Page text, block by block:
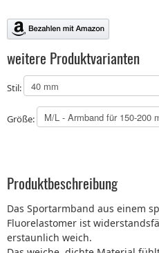
weitere Produktvarianten
Stil:
Größe:
Produktbeschreibung
Das Sportarmband aus einem
Fluorelastomer ist
erstaunlich weich.